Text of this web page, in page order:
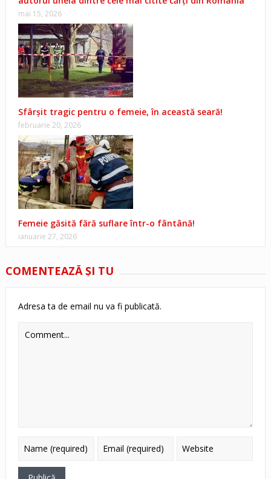
mai 15, 2026
Sfârșit tragic pentru o femeie, în această seară!
februarie 20, 2026
Femeie găsită fără suflare într-o fântână!
ianuarie 27, 2026
COMENTEAZĂ ŞI TU
Adresa ta de email nu va fi publicată.